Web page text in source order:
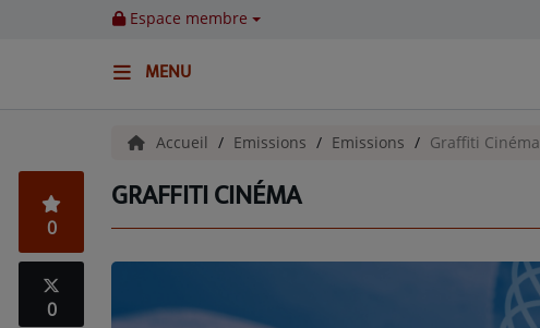
Espace membre
MENU
Emissions
BENJI & COMPAGNIE
GIEN, SA FABULEUSE HISTOIRE
Accueil Emissions Emissions Graffiti Cinéma
GRAFFITI CINÉMA
0
0